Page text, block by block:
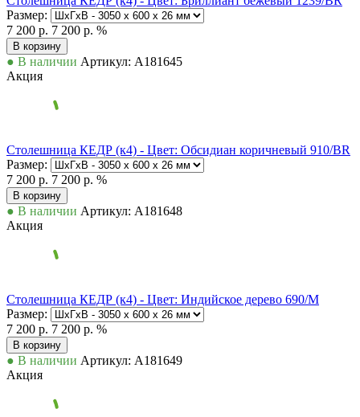
Размер:
7 200 р. 7 200 р. %
В корзину
● В наличии Артикул: А181645
Акция
Столешница КЕДР (к4) - Цвет: Обсидиан коричневый 910/BR
Размер:
7 200 р. 7 200 р. %
В корзину
● В наличии Артикул: А181648
Акция
Столешница КЕДР (к4) - Цвет: Индийское дерево 690/М
Размер:
7 200 р. 7 200 р. %
В корзину
● В наличии Артикул: А181649
Акция